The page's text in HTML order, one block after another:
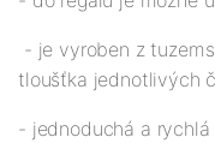
- je vyroben z
tloušťka jednotlivých
- jednoduchá a rychlá